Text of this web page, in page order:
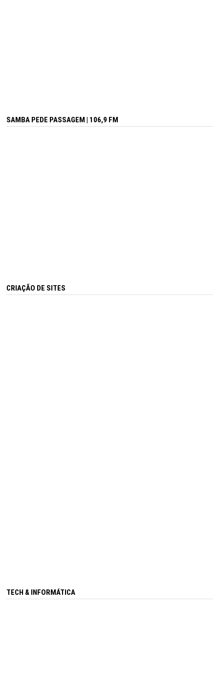
SAMBA PEDE PASSAGEM | 106,9 FM
CRIAÇÃO DE SITES
TECH & INFORMÁTICA